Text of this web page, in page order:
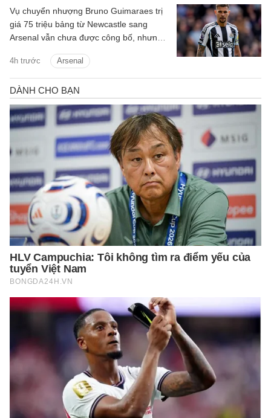
4h trước Arsenal
Vụ chuyển nhượng Bruno Guimaraes trị
giá 75 triệu bảng từ Newcastle sang
Arsenal vẫn chưa được công bố, nhưng